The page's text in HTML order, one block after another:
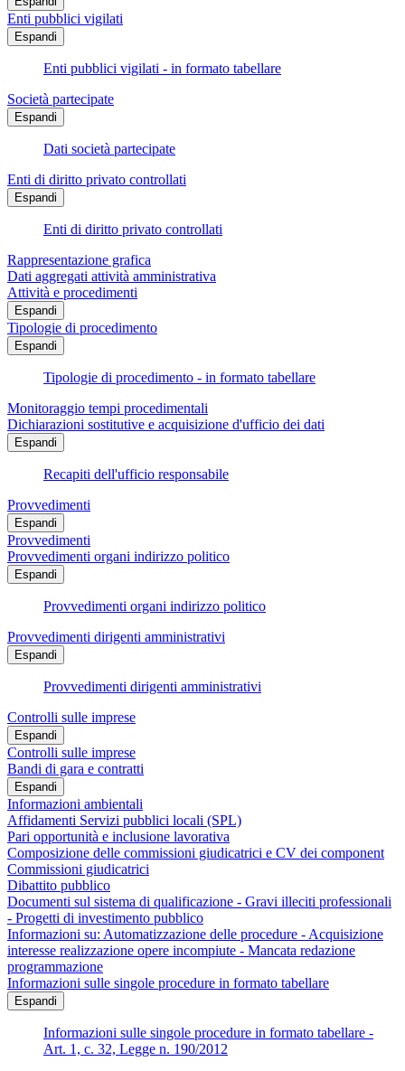
Enti pubblici vigilati
Espandi
Enti pubblici vigilati - in formato tabellare
Società partecipate
Espandi
Dati società partecipate
Enti di diritto privato controllati
Espandi
Enti di diritto privato controllati
Rappresentazione grafica
Dati aggregati attività amministrativa
Attività e procedimenti
Espandi
Tipologie di procedimento
Espandi
Tipologie di procedimento - in formato tabellare
Monitoraggio tempi procedimentali
Dichiarazioni sostitutive e acquisizione d'ufficio dei dati
Espandi
Recapiti dell'ufficio responsabile
Provvedimenti
Espandi
Provvedimenti
Provvedimenti organi indirizzo politico
Espandi
Provvedimenti organi indirizzo politico
Provvedimenti dirigenti amministrativi
Espandi
Provvedimenti dirigenti amministrativi
Controlli sulle imprese
Espandi
Controlli sulle imprese
Bandi di gara e contratti
Espandi
Informazioni ambientali
Affidamenti Servizi pubblici locali (SPL)
Pari opportunità e inclusione lavorativa
Composizione delle commissioni giudicatrici e CV dei component
Commissioni giudicatrici
Dibattito pubblico
Documenti sul sistema di qualificazione - Gravi illeciti professionali
- Progetti di investimento pubblico
Informazioni su: Automatizzazione delle procedure - Acquisizione
interesse realizzazione opere incompiute - Mancata redazione
programmazione
Informazioni sulle singole procedure in formato tabellare
Espandi
Informazioni sulle singole procedure in formato tabellare -
Art. 1, c. 32, Legge n. 190/2012